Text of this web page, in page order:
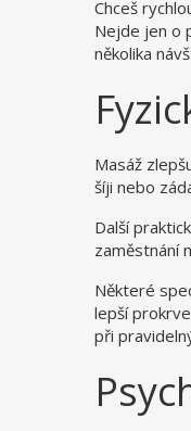
Chceš
Nejde jen o
několika
Masáž
šíji nebo
Další
zaměstnání
Některé
lepší
při